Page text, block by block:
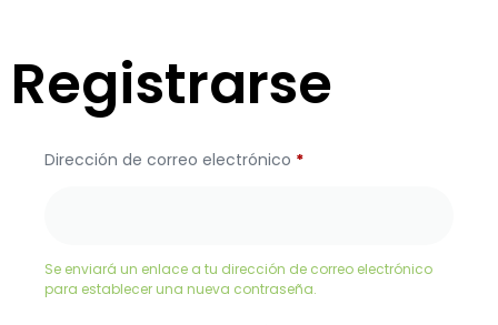
Registrarse
Dirección de correo electrónico *
Se enviará un enlace a tu dirección de correo electrónico
para establecer una nueva contraseña.